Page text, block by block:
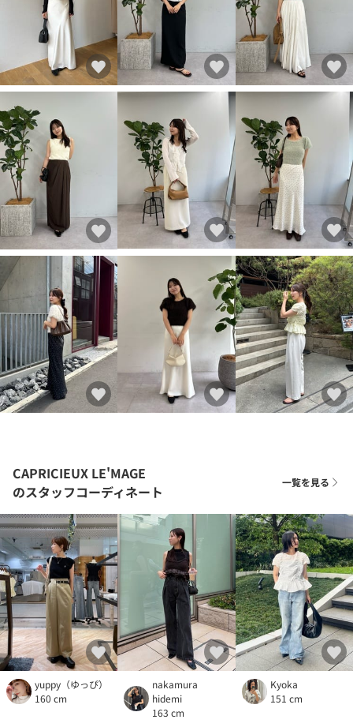
CAPRICIEUX LE'MAGE
のスタッフコーディネート
一覧を見る
yuppy（ゆっぴ）
160 cm
nakamura
hidemi
163 cm
Kyoka
151 cm